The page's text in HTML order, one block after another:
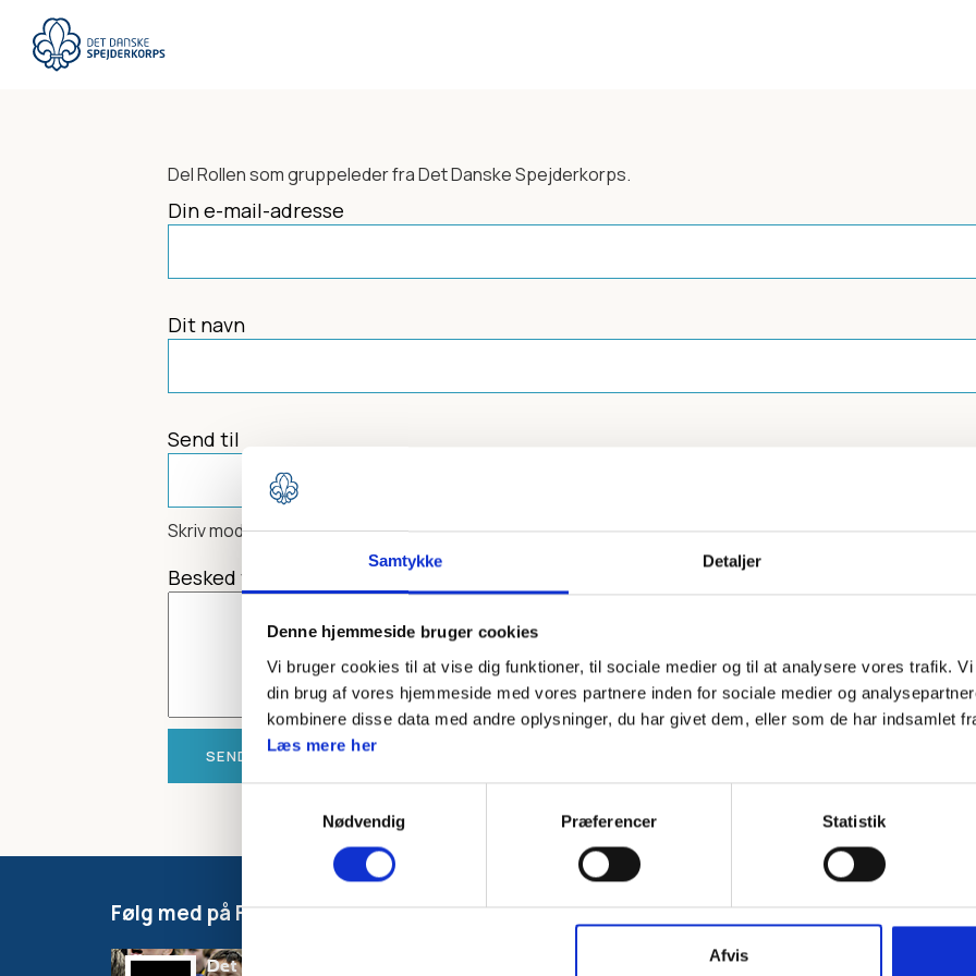
Samtykke Detaljer
Denne hjemmeside bruger cookies
Vi bruger cookies til at vise dig funktioner, til sociale medier og til at analysere vores trafik.
din brug af vores hjemmeside med vores partnere inden for sociale medier og
kombinere disse data med andre oplysninger, du har givet dem, eller som de har indsamlet
Læs mere her
Nødvendig
Præferencer Statistik
Afvis
hovedindhold
DelRollen som gruppelederfra Det Danske Spejderkorps.
Din e-mail-adresse
Dit navn
Send til
Skriv modtagerens mailadresse
Besked til modtager
Følg med på Facebook